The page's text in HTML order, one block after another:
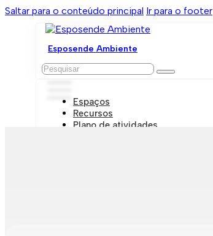
Saltar para o conteúdo principal Ir para o footer
Esposende Ambiente
Pesquisar
Espaços
Recursos
Plano de atividades